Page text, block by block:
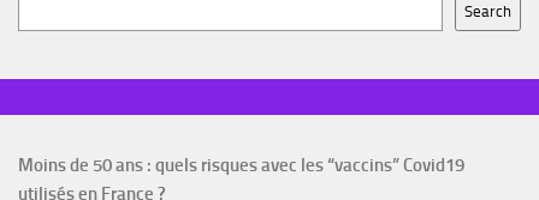
Search
Moins de 50 ans : quels risques avec les “vaccins” Covid19
utilisés en France ?